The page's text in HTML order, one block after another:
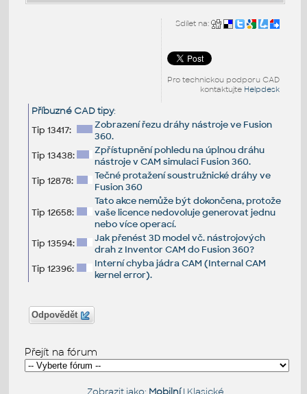
Sdílet na:
Pro technickou podporu CAD
kontaktujte Helpdesk
Příbuzné CAD tipy:
Tip 13417:
Zobrazení řezu dráhy nástroje ve Fusion
360.
Tip 13438:
Zpřístupnění pohledu na úplnou dráhu
nástroje v CAM simulaci Fusion 360.
Tip 12878:
Tečné protažení soustružnické dráhy ve
Fusion 360
Tip 12658:
Tato akce nemůže být dokončena, protože
vaše licence nedovoluje generovat jednu
nebo více operací.
Tip 13594:
Jak přenést 3D model vč. nástrojových
drah z Inventor CAM do Fusion 360?
Tip 12396:
Interní chyba jádra CAM (Internal CAM
kernel error).
Odpovědět
Přejít na fórum
Zobrazit jako: Mobilní| Klasické